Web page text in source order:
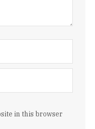
in this browser